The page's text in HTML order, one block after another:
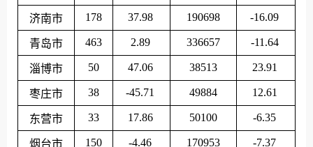
济南市 178 37.98 190698 -16.09
青岛市 463 2.89 336657 -11.64
淄博市 50 47.06 38513 23.91
枣庄市 38 -45.71 49884 12.61
东营市 33 17.86 50100 -6.35
烟台市 150 -4.46 170953 -7.37